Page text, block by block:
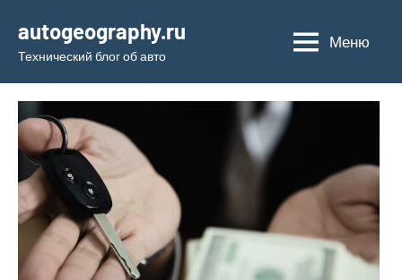
содержимому
autogeography.ru
Технический блог об авто
Меню